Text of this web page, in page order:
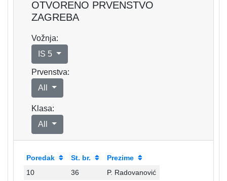
OTVORENO PRVENSTVO
ZAGREBA
Vožnja:
IS 5
Prvenstva:
All
Klasa:
All
Poredak St. br.
Prezime
10
36
P. Radovanović